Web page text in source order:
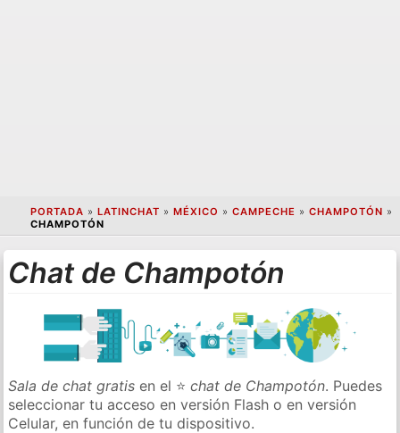
PORTADA » LATINCHAT » MÉXICO » CAMPECHE » CHAMPOTÓN »
CHAMPOTÓN
Chat de Champotón
Sala de chat gratis en el ⭐chat de Champotón. Puedes
seleccionar tu acceso en versión Flash o en versión
Celular, en función de tu dispositivo.